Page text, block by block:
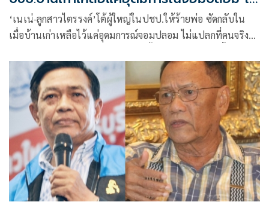
แปลกที่คนจริงหนีออก
‘เนเน่-ลูกสาวไตรรงค์’โต้ผู้ใหญ่ในปชป.ให้ร้ายพ่อ ซัดกลับใน
เมื่อบ้านเก่าเหลือไว้แค่อุดมการณ์จอมปลอม ไม่แปลกที่คนจริง
อะไรกับการเลือกตั้งที่โปร่งใส แถมยังแบ่งพรรคแบ่งพวก รังแก
กันข้างในอีก